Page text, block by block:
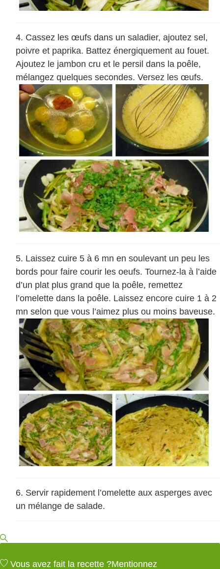
Cassez les œufs dans un saladier, ajoutez sel,
poivre et paprika. Battez énergiquement au fouet.
Ajoutez le jambon cru et le persil dans la poêle,
mélangez quelques secondes. Versez les œufs.
Laissez cuire 5 à 6 mn en soulevant un peu les
bords pour faire courir les oeufs. Tournez-la à l’aide
d’un plat plus grand que la poêle, remettez
l’omelette dans la poêle. Laissez encore cuire 1 à 2
mn selon que vous l’aimez plus ou moins baveuse.
Servir rapidement l’omelette aux asperges avec
un mélange de salade.
Vous avez fait la recette ?Mentionnez